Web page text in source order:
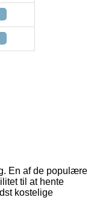
En af de populære
til at hente
kostelige